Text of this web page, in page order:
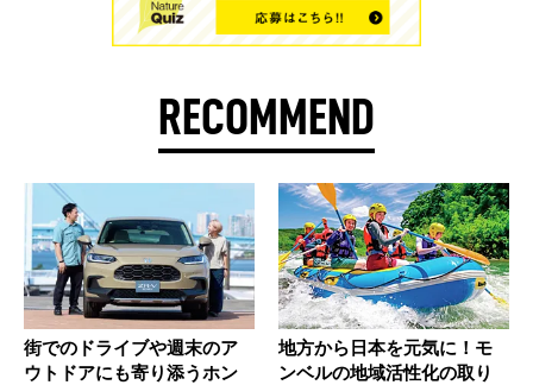
RECOMMEND
街でのドライブや週末のア
ウトドアにも寄り添うホン
地方から日本を元気に！モ
ンベルの地域活性化の取り